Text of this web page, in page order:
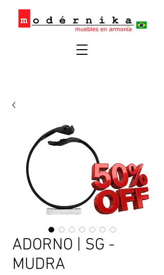
ADORNO | SG -
MUDRA